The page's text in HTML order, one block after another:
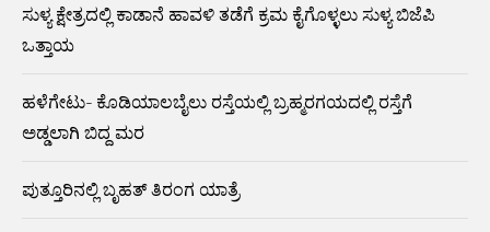
ಸುಳ್ಯ ಕ್ಷೇತ್ರದಲ್ಲಿ ಕಾಡಾನೆ ಹಾವಳಿ ತಡೆಗೆ ಕ್ರಮ ಕೈಗೊಳ್ಳಲು ಸುಳ್ಯ ಬಿಜೆಪಿ
ಒತ್ತಾಯ
ಹಳೆಗೇಟು- ಕೊಡಿಯಾಲಬೈಲು ರಸ್ತೆಯಲ್ಲಿ ಬ್ರಹ್ಮರಗಯದಲ್ಲಿ ರಸ್ತೆಗೆ
ಅಡ್ಡಲಾಗಿ ಬಿದ್ದ ಮರ
ಪುತ್ತೂರಿನಲ್ಲಿ ಬೃಹತ್ ತಿರಂಗ ಯಾತ್ರೆ